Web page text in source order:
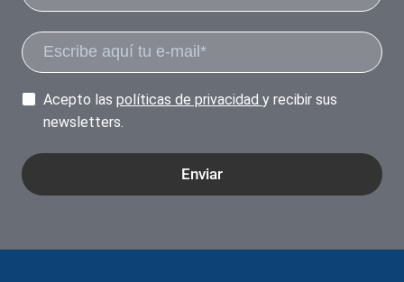
Acepto las políticas de privacidad y recibir sus
newsletters.
Enviar